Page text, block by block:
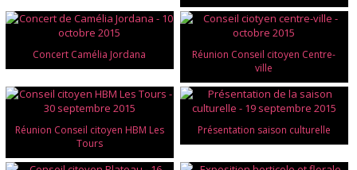
Concert Camélia Jordana
Réunion Conseil citoyen Centre-
ville
Réunion Conseil citoyen HBM Les
Tours
Présentation saison culturelle